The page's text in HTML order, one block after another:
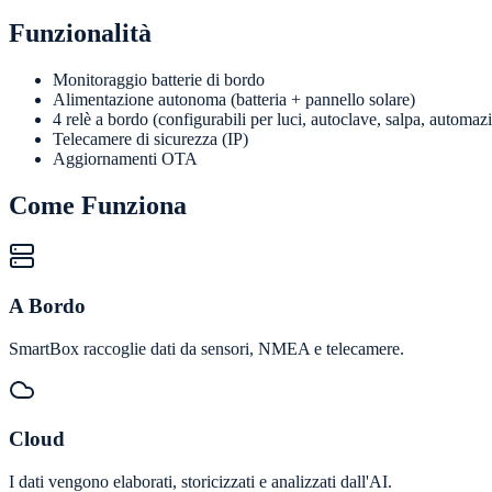
Funzionalità
Monitoraggio batterie di bordo
Alimentazione autonoma (batteria + pannello solare)
4 relè a bordo (configurabili per luci, autoclave, salpa,
Telecamere di sicurezza (IP)
Aggiornamenti OTA
Come Funziona
A Bordo
SmartBox raccoglie dati da sensori, NMEA e telecamere.
Cloud
I dati vengono elaborati, storicizzati e analizzati dall'AI.